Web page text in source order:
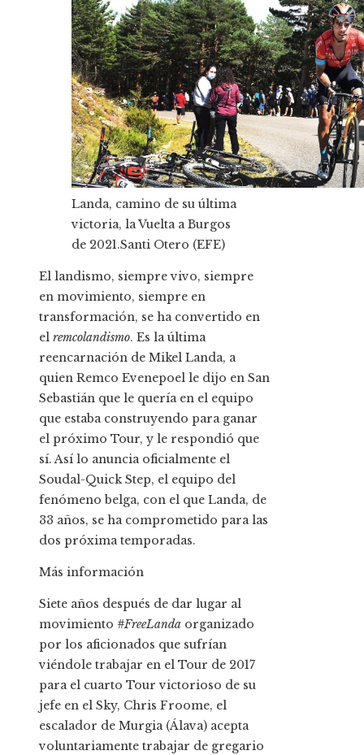
Landa, camino de su última
victoria, la Vuelta a Burgos
de 2021.Santi Otero (EFE)
El landismo, siempre vivo, siempre
en movimiento, siempre en
transformación, se ha convertido en
el remcolandismo. Es la última
reencarnación de Mikel Landa, a
quien Remco Evenepoel le dijo en San
Sebastián que le quería en el equipo
que estaba construyendo para ganar
el próximo Tour, y le respondió que
sí. Así lo anuncia oficialmente el
Soudal-Quick Step, el equipo del
fenómeno belga, con el que Landa, de
33 años, se ha comprometido para las
dos próxima temporadas.
Más información
Siete años después de dar lugar al
movimiento #FreeLanda organizado
por los aficionados que sufrían
viéndole trabajar en el Tour de 2017
para el cuarto Tour victorioso de su
jefe en el Sky, Chris Froome, el
escalador de Murgia (Álava) acepta
voluntariamente trabajar de gregario